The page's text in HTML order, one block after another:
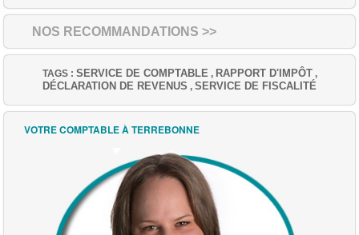
NOS RECOMMANDATIONS >>
TAGS : SERVICE DE COMPTABLE , RAPPORT D'IMPÔT,
DÉCLARATION DE REVENUS , SERVICE DE FISCALITÉ
VOTRE COMPTABLE À TERREBONNE